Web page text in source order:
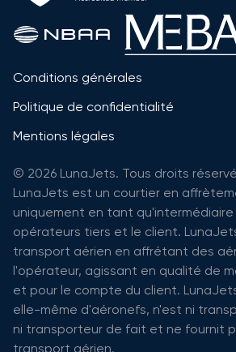
Conditions générales
Politique de confidentialité
Mentions légales
© 2026 LunaJets. Tous droits
LunaJets est un courtier en
uniquement en tant
opérateurs tiers et le client.
transport aérien en affrétant des
l'opérateur, agissant en qualité de
et pour le compte du client.
elle-même d'aéronefs, n'est ni
ni transporteur de fait et ne fournit
transport aérien.